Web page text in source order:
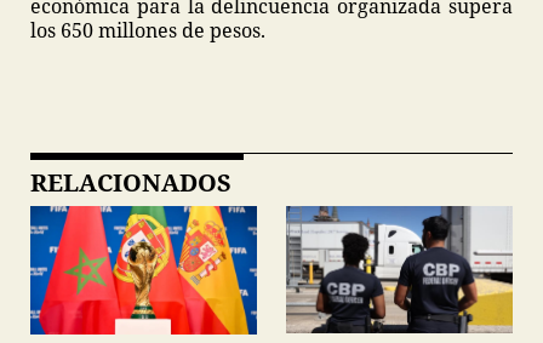
económica para la delincuencia organizada supera
los 650 millones de pesos.
RELACIONADOS